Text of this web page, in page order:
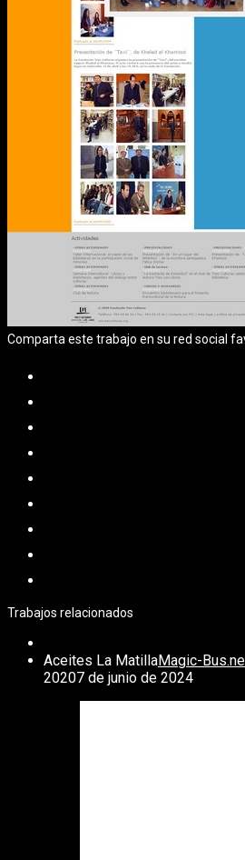
Comparta este trabajo en su red social
Trabajos relacionados
Aceites La MatillaMagic-
20207 de junio de 2024